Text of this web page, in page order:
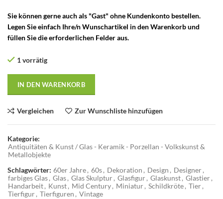
Sie können gerne auch als "Gast" ohne Kundenkonto bestellen.
Legen Sie einfach Ihre/n Wunschartikel in den Warenkorb und
füllen Sie die erforderlichen Felder aus.
1 vorrätig
IN DEN WARENKORB
Vergleichen Zur Wunschliste hinzufügen
Kategorie:
Antiquitäten & Kunst / Glas - Keramik - Porzellan - Volkskunst &
Metallobjekte
Schlagwörter: 60er Jahre, 60s, Dekoration , Design , Designer,
farbiges Glas, Glas, Glas Skulptur, Glasfigur, Glaskunst, Glastier,
Handarbeit, Kunst, Mid Century, Miniatur, Schildkröte, Tier,
Tierfigur, Tierfiguren , Vintage